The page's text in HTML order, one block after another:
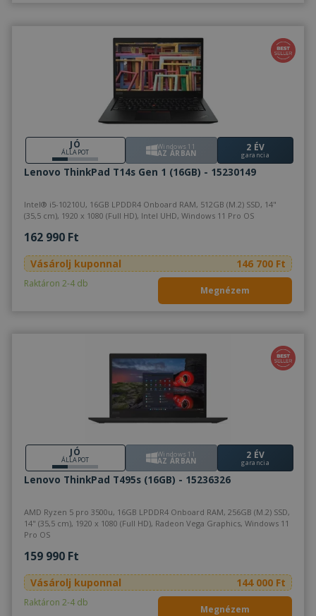
JÓ
ÁLLAPOT
Windows 11
AZ ÁRBAN 2 ÉV
garancia
Lenovo ThinkPad T14s Gen 1 (16GB) - 15230149
Intel® i5-10210U, 16GB LPDDR4 Onboard RAM, 512GB (M.2) SSD, 14"
(35,5 cm), 1920 x 1080 (Full HD), Intel UHD, Windows 11 Pro OS
162 990 Ft
Vásárolj kuponnal 146 700 Ft
Raktáron 2-4 db
Megnézem
JÓ
ÁLLAPOT
Windows 11
AZ ÁRBAN 2 ÉV
garancia
Lenovo ThinkPad T495s (16GB) - 15236326
AMD Ryzen 5 pro 3500u, 16GB LPDDR4 Onboard RAM, 256GB (M.2) SSD,
14" (35,5 cm), 1920 x 1080 (Full HD), Radeon Vega Graphics, Windows 11
Pro OS
159 990 Ft
Vásárolj kuponnal 144 000 Ft
Raktáron 2-4 db
Megnézem